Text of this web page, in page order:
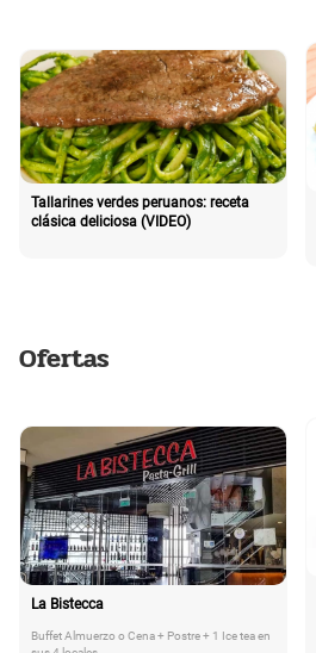
Tallarines verdes peruanos: receta
clásica deliciosa (VIDEO)
Ofertas
La Bistecca
Buffet Almuerzo o Cena + Postre + 1 Ice tea en